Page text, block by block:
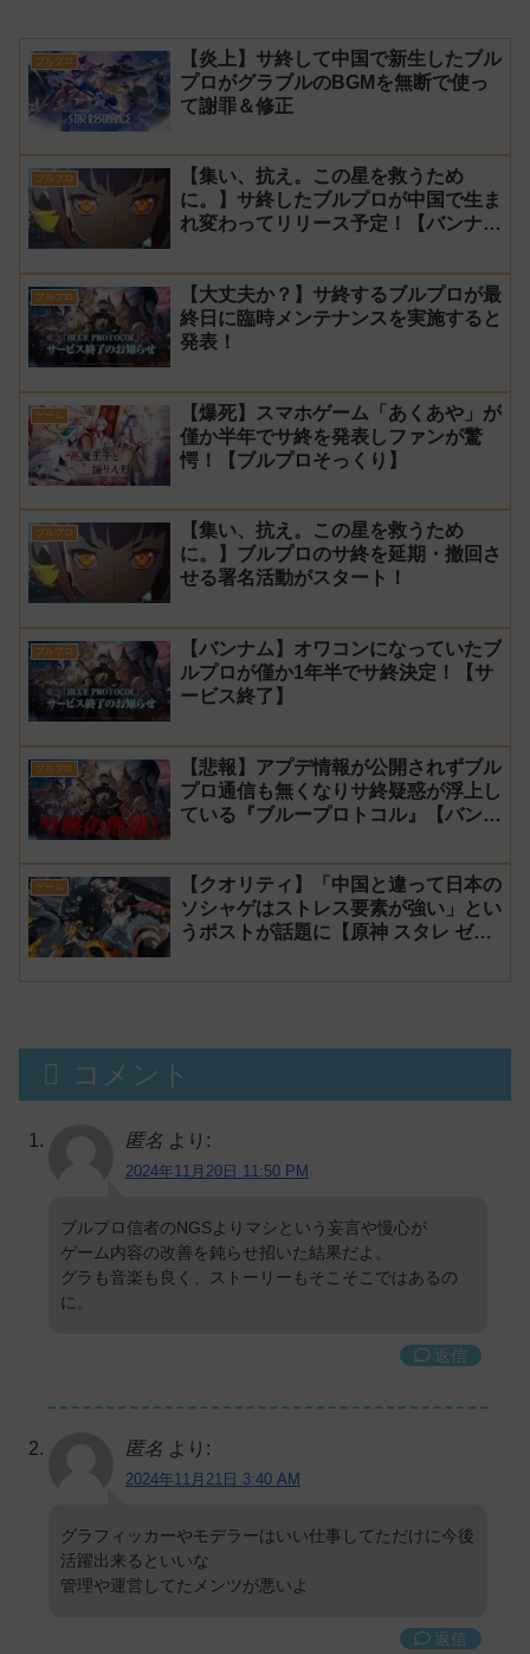
ブルプロ
【炎上】サ終して中国で新生したブル
プロがグラブルのBGMを無断で使っ
て謝罪＆修正
ブルプロ
【集い、抗え。この星を救うため
に。】サ終したブルプロが中国で生ま
れ変わってリリース予定！【バンナ
ブルプロ
【大丈夫か？】サ終するブルプロが最
終日に臨時メンテナンスを実施すると
発表！
ゲーム
【爆死】スマホゲーム「あくあや」が
僅か半年でサ終を発表しファンが驚
愕！【ブルプロそっくり】
ブルプロ
【集い、抗え。この星を救うため
に。】ブルプロのサ終を延期・撤回さ
せる署名活動がスタート！
ブルプロ
【バンナム】オワコンになっていたブ
ルプロが僅か1年半でサ終決定！【サ
ービス終了】
ブルプロ
【悲報】アプデ情報が公開されずブル
プロ通信も無くなりサ終疑惑が浮上し
ている『ブループロトコル』【バンナ
ゲーム
【クオリティ】「中国と違って日本の
ソシャゲはストレス要素が強い」とい
うポストが話題に【原神 スタレ ゼン
コメント
匿名 より:
2024年11月20日 11:50 PM
ブルプロ信者のNGSよりマシという妄言や慢心が
ゲーム内容の改善を鈍らせ招いた結果だよ。
グラも音楽も良く、ストーリーもそこそこではあるの
に。
返信
匿名 より:
2024年11月21日 3:40 AM
グラフィッカーやモデラーはいい仕事してただけに今後
活躍出来るといいな
管理や運営してたメンツが悪いよ
返信